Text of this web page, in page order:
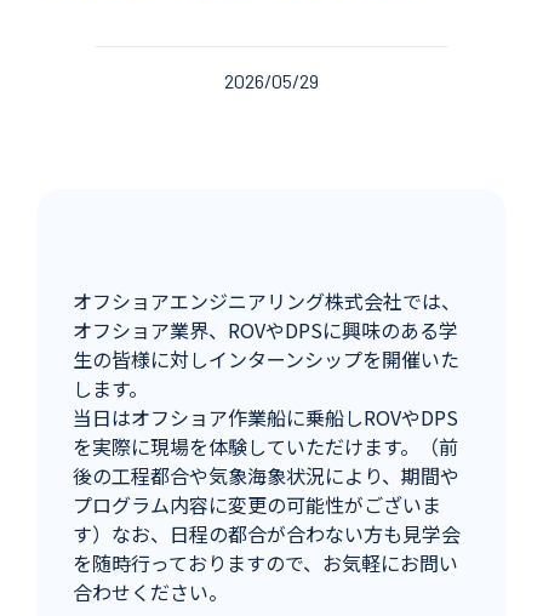
2026/05/29
オフショアエンジニアリング株式会社では、
オフショア業界、ROVやDPSに興味のある学
生の皆様に対しインターンシップを開催いた
します。
当日はオフショア作業船に乗船しROVやDPS
を実際に現場を体験していただけます。（前
後の工程都合や気象海象状況により、期間や
プログラム内容に変更の可能性がございま
す）なお、日程の都合が合わない方も見学会
を随時行っておりますので、お気軽にお問い
合わせください。